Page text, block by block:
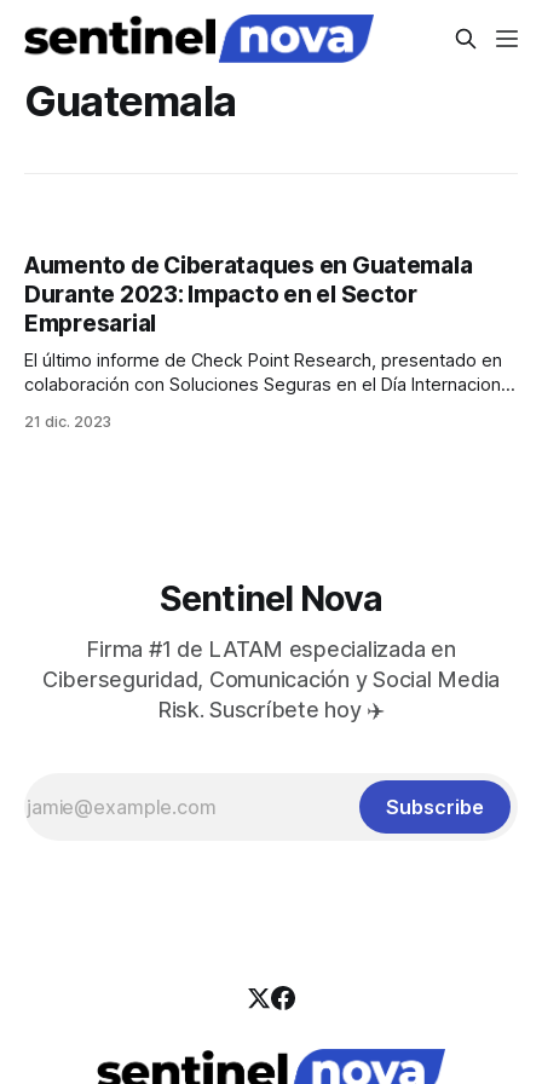
Guatemala
Aumento de Ciberataques en Guatemala
Durante 2023: Impacto en el Sector
Empresarial
El último informe de Check Point Research, presentado en
colaboración con Soluciones Seguras en el Día Internacional
aumento de ciberataques en Guatemala durante 2023. Este
21 dic. 2023
Sentinel Nova
Firma #1 de LATAM especializada en
Ciberseguridad, Comunicación y Social Media
Risk. Suscríbete hoy ✈️
Subscribe